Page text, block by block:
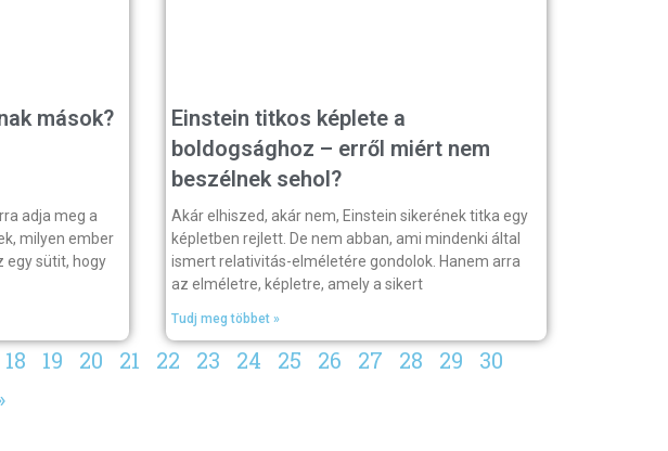
mások?
adja meg a
milyen ember
egy sütit, hogy
Einstein titkos képlete a
boldogsághoz – erről miért nem
beszélnek sehol?
Akár elhiszed, akár nem, Einstein sikerének titka egy
képletben rejlett. De nem abban, ami mindenki által
ismert relativitás-elméletére gondolok. Hanem arra
az elméletre, képletre, amely a sikert
Tudj meg többet »
18 19 20 21 22 23 24 25 26 27 28 29
30